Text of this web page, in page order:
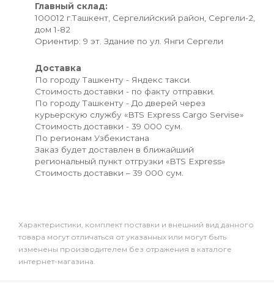
Главный склад:
100012 г.Ташкент, Сергелийский район, Сергели-2,
дом 1-82
Ориентир: 9 эт. Здание по ул. Янги Сергели
Доставка
По городу Ташкенту - Яндекс такси.
Стоимость доставки - по факту отправки.
По городу Ташкенту - До дверей через
курьерскую службу «BTS Express Cargo Servise»
Стоимость доставки - 39 000 сум.
По регионам Узбекистана
Заказ будет доставлен в ближайший
региональный пункт отгрузки «BTS Express»
Стоимость доставки – 39 000 сум.
Xарактеристики, комплект поставки и внешний вид данного
товара могут отличаться от указанных или могут быть
изменены производителем без отражения в каталоге
интернет-магазина.